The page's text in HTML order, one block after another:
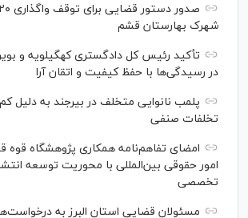
شهرک بهارستان قشم
تأکید رئیس کل دادگستری کهگیلویه و
در رسیدگی‌ها با حفظ کیفیت و اتقان آرا
پلمب نانوایی متخلف در بیرجند به دلیل
تخلفات صنفی
امضای تفاهم‌نامه همکاری پژوهشگاه قوه
امور حقوقی بین‌المللی با محوریت توسعه
تخصصی
مسئولان قضایی استان البرز به